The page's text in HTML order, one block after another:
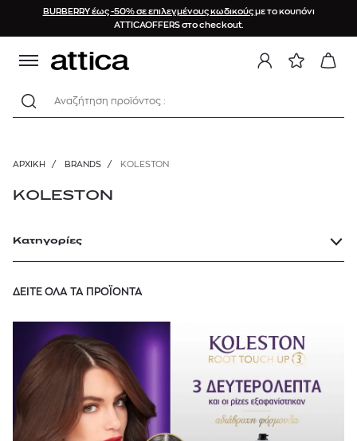
BURBERRY έως -50% σε επιλεγμένους κωδικούςμε το κουπόνι
ATTICAOFFERS στο checkout.
Αναζήτηση προϊόντος :
ΑΡΧΙΚΉ / BRANDS / KOLESTON
KOLESTON
Κατηγορίες
ΔΕΙΤΕ ΟΛΑ ΤΑ ΠΡΟΪΟΝΤΑ